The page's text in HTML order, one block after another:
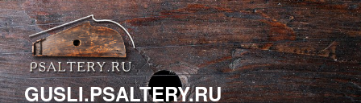
Перейти
к
содержимому
GUSLI.PSALTERY.RU